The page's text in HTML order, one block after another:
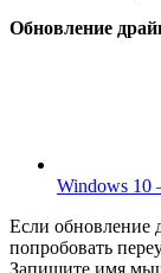
Обновление
Windows 10
Если обновление
попробовать